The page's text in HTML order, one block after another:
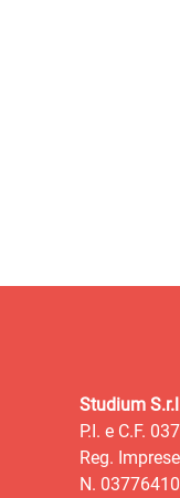
Studium
P.I. e C.F.
Reg.
N.